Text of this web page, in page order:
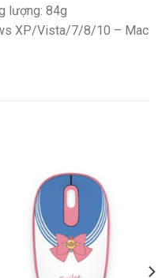
lượng: 84g
XP/Vista/7/8/10 – Mac